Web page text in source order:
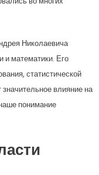
Николаевича
и математики. Его
статистической
влияние на
понимание